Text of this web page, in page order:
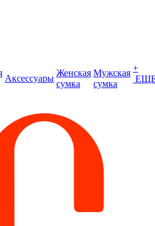
Аксессуары
Женская
сумка
Мужская
сумка
+